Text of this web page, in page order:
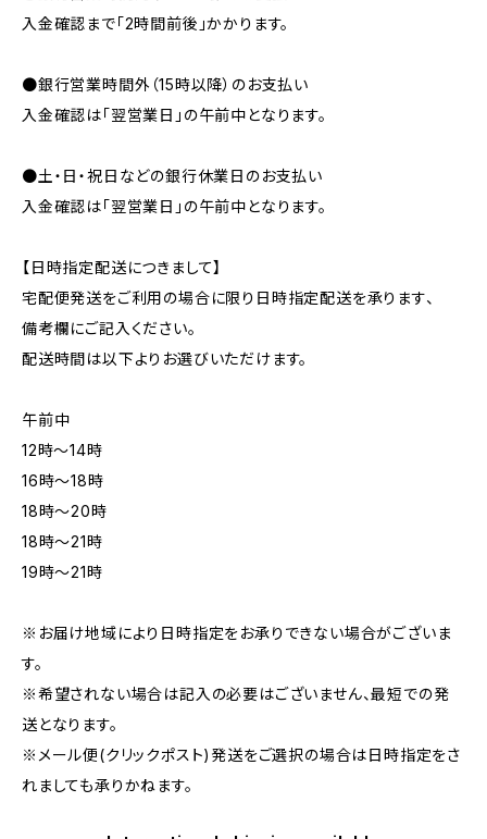
入金確認まで「2時間前後」かかります。
●銀行営業時間外（15時以降）のお支払い
入金確認は「翌営業日」の午前中となります。
●土・日・祝日などの銀行休業日のお支払い
入金確認は「翌営業日」の午前中となります。
【日時指定配送につきまして】
宅配便発送をご利用の場合に限り日時指定配送を承ります、
備考欄にご記入ください。
配送時間は以下よりお選びいただけます。
午前中
12時〜14時
16時〜18時
18時〜20時
18時〜21時
19時〜21時
※お届け地域により日時指定をお承りできない場合がございま
す。
※希望されない場合は記入の必要はございません、最短での発
送となります。
※メール便(クリックポスト)発送をご選択の場合は日時指定をさ
れましても承りかねます。